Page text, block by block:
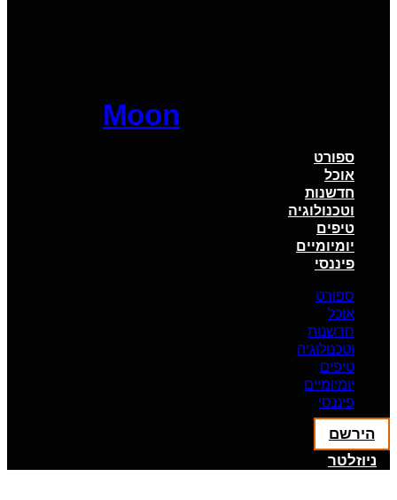
Moon
ספורט
אוכל
חדשנות
וטכנולוגיה
טיפים
יומיומיים
פיננסי
ספורט
אוכל
חדשנות
וטכנולוגיה
טיפים
יומיומיים
פיננסי
הירשם
ניוזלטר